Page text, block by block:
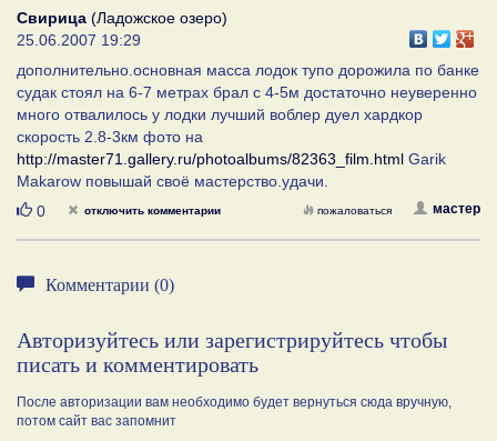
Свирица (Ладожское озеро)
25.06.2007 19:29
дополнительно.основная масса лодок тупо дорожила по банке
судак стоял на 6-7 метрах брал с 4-5м достаточно неуверенно
много отвалилось у лодки лучший воблер дуел хардкор
скорость 2.8-3км фото на
http://master71.gallery.ru/photoalbums/82363_film.html Garik
Makarow повышай своё мастерство.удачи.
Нравится
0 отключить комментарии мастер
пожаловаться
Комментарии (0)
Авторизуйтесь или зарегистрируйтесь чтобы
писать и комментировать
После авторизации вам необходимо будет вернуться сюда вручную,
потом сайт вас запомнит